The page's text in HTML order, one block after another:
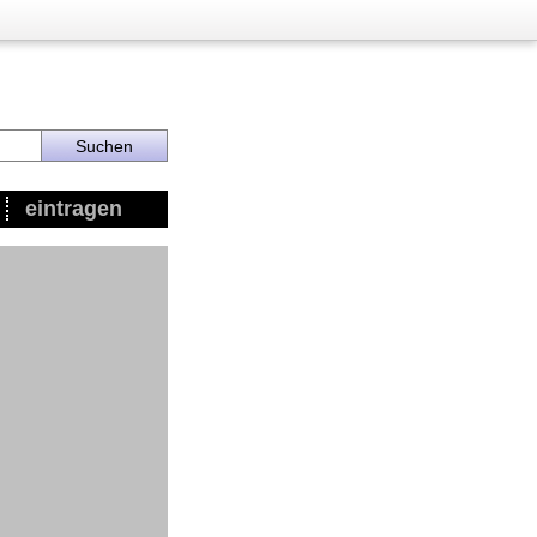
eintragen